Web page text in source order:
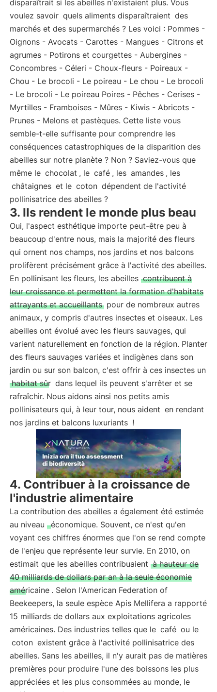
disparaîtrait si les abeilles n'existaient plus. Vous
voulez savoir quels aliments disparaîtraient des
marchés et des supermarchés ? Les voici : Pommes -
Oignons - Avocats - Carottes - Mangues - Citrons et
agrumes - Potirons et courgettes - Aubergines -
Concombres - Céleri - Choux-fleurs - Poireaux -
Chou - Le brocoli - Le poireau - Le chou - Le brocoli
- Le brocoli - Le poireau Poires - Pêches - Cerises -
Myrtilles - Framboises - Mûres - Kiwis - Abricots -
Prunes - Melons et pastèques. Cette liste vous
semble-t-elle suffisante pour comprendre les
conséquences catastrophiques de la disparition des
abeilles sur notre planète ? Non ? Saviez-vous que
même le chocolat , le café , les amandes , les
châtaignes et le coton dépendent de l'activité
pollinisatrice des abeilles ?
3. Ils rendent le monde plus beau
Oui, l'aspect esthétique importe peut-être peu à
beaucoup d'entre nous, mais la majorité des fleurs
qui ornent nos champs, nos jardins et nos balcons
prolifèrent précisément grâce à l'activité des abeilles.
En pollinisant les fleurs, les abeilles contribuent à
leur croissance et permettent la formation d'habitats
attrayants et accueillants pour de nombreux autres
animaux, y compris d'autres insectes et oiseaux. Les
abeilles ont évolué avec les fleurs sauvages, qui
varient naturellement en fonction de la région. Planter
des fleurs sauvages variées et indigènes dans son
jardin ou sur son balcon, c'est offrir à ces insectes un
habitat sûr dans lequel ils peuvent s'arrêter et se
rafraîchir. Nous aidons ainsi nos petits amis
pollinisateurs qui, à leur tour, nous aident en rendant
nos jardins et balcons luxuriants !
4. Contribuer à la croissance de
l'industrie alimentaire
La contribution des abeilles a également été estimée
au niveau
économique. Souvent, ce n'est qu'en
voyant ces chiffres énormes que l'on se rend compte
de l'enjeu que représente leur survie. En 2010, on
estimait que les abeilles contribuaient à hauteur de
40 milliards de dollars par an à la seule économie
américaine . Selon l'American Federation of
Beekeepers, la seule espèce Apis Mellifera a rapporté
15 milliards de dollars aux exploitations agricoles
américaines. Des industries telles que le café ou le
coton existent grâce à l'activité pollinisatrice des
abeilles. Sans les abeilles, il n'y aurait pas de matières
premières pour produire l'une des boissons les plus
appréciées et les plus consommées au monde, le